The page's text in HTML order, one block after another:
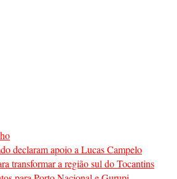
declaram apoio a Lucas Campelo
transformar a região sul do Tocantins